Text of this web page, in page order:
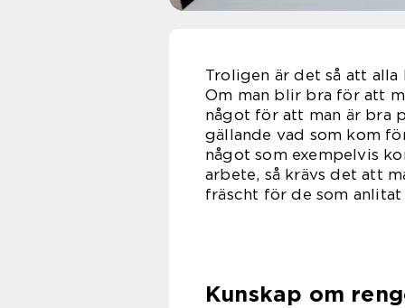
Troligen är det så att
Om man blir bra för att
något för att man är bra
gällande vad som kom
något som exempelvis
arbete, så krävs det att
fräscht för de som anlitat
Kunskap om